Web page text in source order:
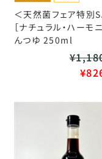
＜天然菌フェア特別
［ナチュラル・ハーモ
んつゆ 250ml